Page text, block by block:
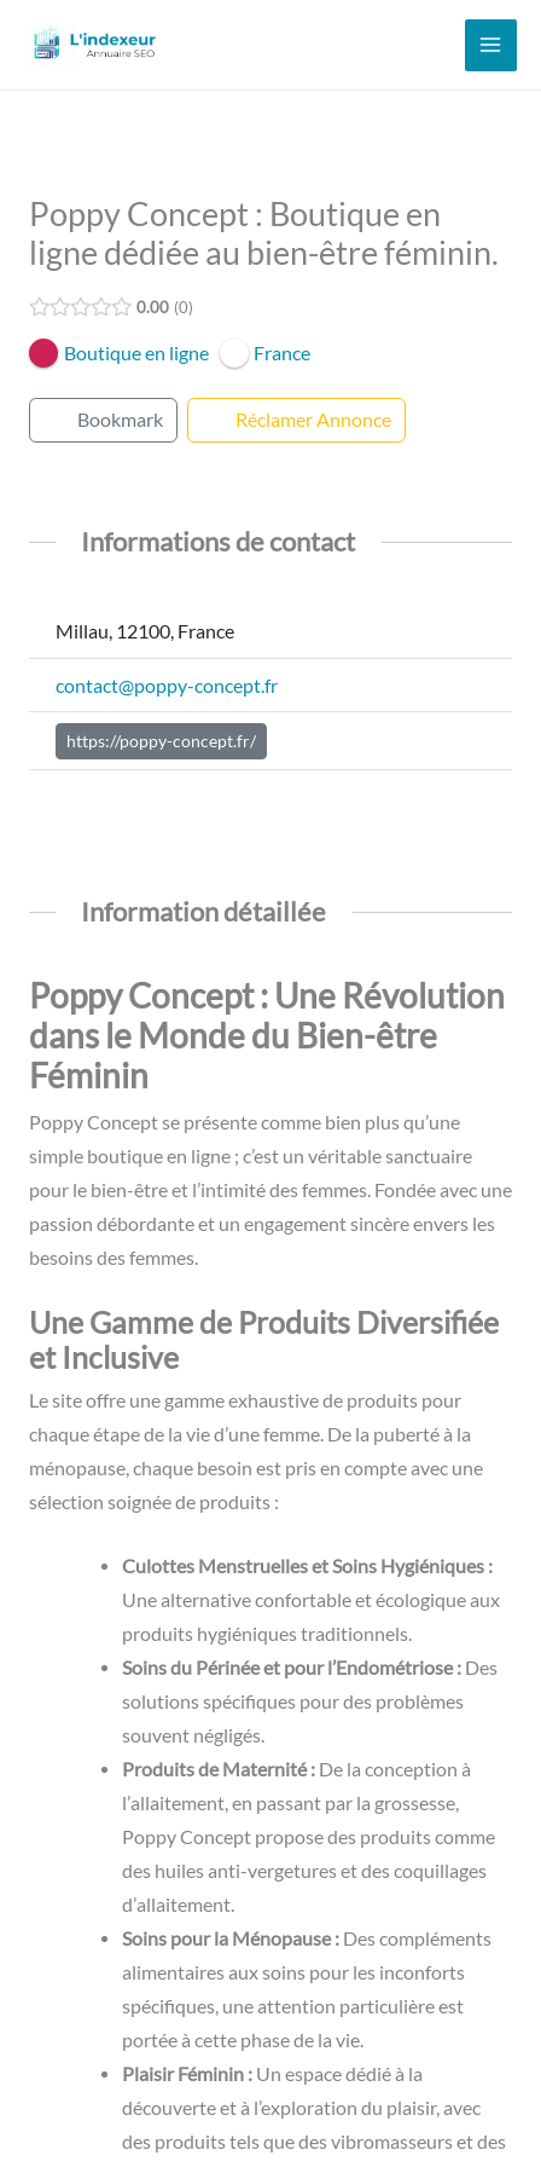
Poppy Concept : Boutique en
ligne dédiée au bien-être féminin.
0.00 0
Boutique en ligne France
Bookmark Réclamer Annonce
Informations de contact
Millau, 12100, France
contact@poppy-concept.fr
https://poppy-concept.fr/
Information détaillée
Poppy Concept : Une Révolution
dans le Monde du Bien-être
Féminin
Poppy Concept se présente comme bien plus qu’une
simple boutique en ligne ; c’est un véritable sanctuaire
pour le bien-être et l’intimité des femmes. Fondée avec une
passion débordante et un engagement sincère envers les
besoins des femmes.
Une Gamme de Produits Diversifiée
et Inclusive
Le site offre une gamme exhaustive de produits pour
chaque étape de la vie d’une femme. De la puberté à la
ménopause, chaque besoin est pris en compte avec une
sélection soignée de produits :
Culottes Menstruelles et Soins Hygiéniques :
Une alternative confortable et écologique aux
produits hygiéniques traditionnels.
Soins du Périnée et pour l’Endométriose : Des
solutions spécifiques pour des problèmes
souvent négligés.
Produits de Maternité : De la conception à
l’allaitement, en passant par la grossesse,
Poppy Concept propose des produits comme
des huiles anti-vergetures et des coquillages
d’allaitement.
Soins pour la Ménopause : Des compléments
alimentaires aux soins pour les inconforts
spécifiques, une attention particulière est
portée à cette phase de la vie.
Plaisir Féminin : Un espace dédié à la
découverte et à l’exploration du plaisir, avec
des produits tels que des vibromasseurs et des